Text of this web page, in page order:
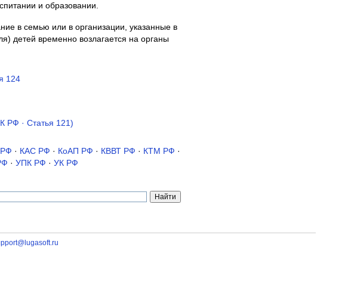
и образовании.
в семью или в организации, указанные в
детей временно возлагается на органы
124
РФ · Статья 121)
· КАС РФ · КоАП РФ · КВВТ РФ · КТМ РФ ·
· УПК РФ · УК РФ